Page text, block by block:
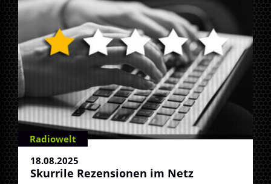
Radiowelt
18.08.2025
Skurrile Rezensionen im Netz